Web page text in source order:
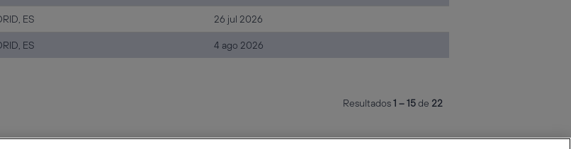
ES 26 jul 2026
ES 4 ago 2026
Resultados1 – 15de 22